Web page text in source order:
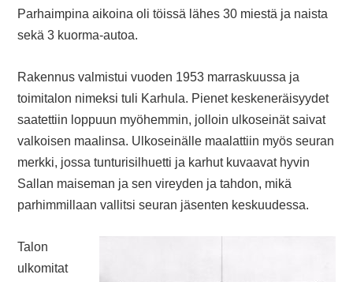
Parhaimpina aikoina oli töissä lähes 30 miestä ja naista
sekä 3 kuorma-autoa.
Rakennus valmistui vuoden 1953 marraskuussa ja
toimitalon nimeksi tuli Karhula. Pienet keskeneräisyydet
saatettiin loppuun myöhemmin, jolloin ulkoseinät saivat
valkoisen maalinsa. Ulkoseinälle maalattiin myös seuran
merkki, jossa tunturisilhuetti ja karhut kuvaavat hyvin
Sallan maiseman ja sen vireyden ja tahdon, mikä
parhimmillaan vallitsi seuran jäsenten keskuudessa.
Talon
ulkomitat